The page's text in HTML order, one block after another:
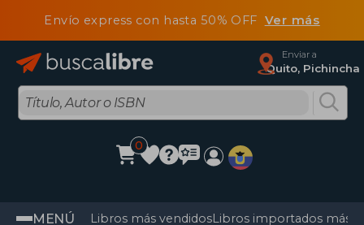
Envío express con hasta 50% OFF Ver más
Enviar a
Quito, Pichincha
0
MENÚ Libros más vendidosLibros importados más